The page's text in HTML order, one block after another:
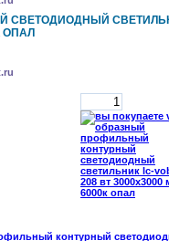
СВЕТОДИОДНЫЙ
ОПАЛ